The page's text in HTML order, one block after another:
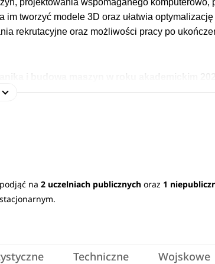
projektowania wspomaganego komputerowo,
im tworzyć modele 3D oraz ułatwia optymalizację
rekrutacyjne oraz możliwości pracy po
i budowa maszyn w roku akademickim
język obcy nowożytny oraz
silników samochodowych, a także zdobędą
z zakresu projektowania, wytwarzania i
badawczych.
na2 uczelniach publicznych oraz 1
Techniczne Wojskowe